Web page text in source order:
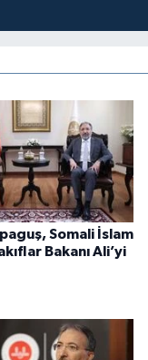
Somali İslam
Bakanı Ali’yi